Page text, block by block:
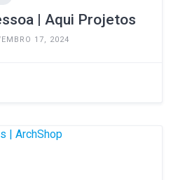
| Aqui Projetos
17, 2024